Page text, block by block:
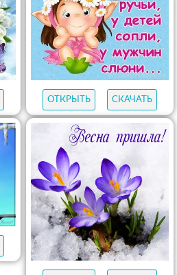
ОТКРЫТЬ СКАЧАТЬ